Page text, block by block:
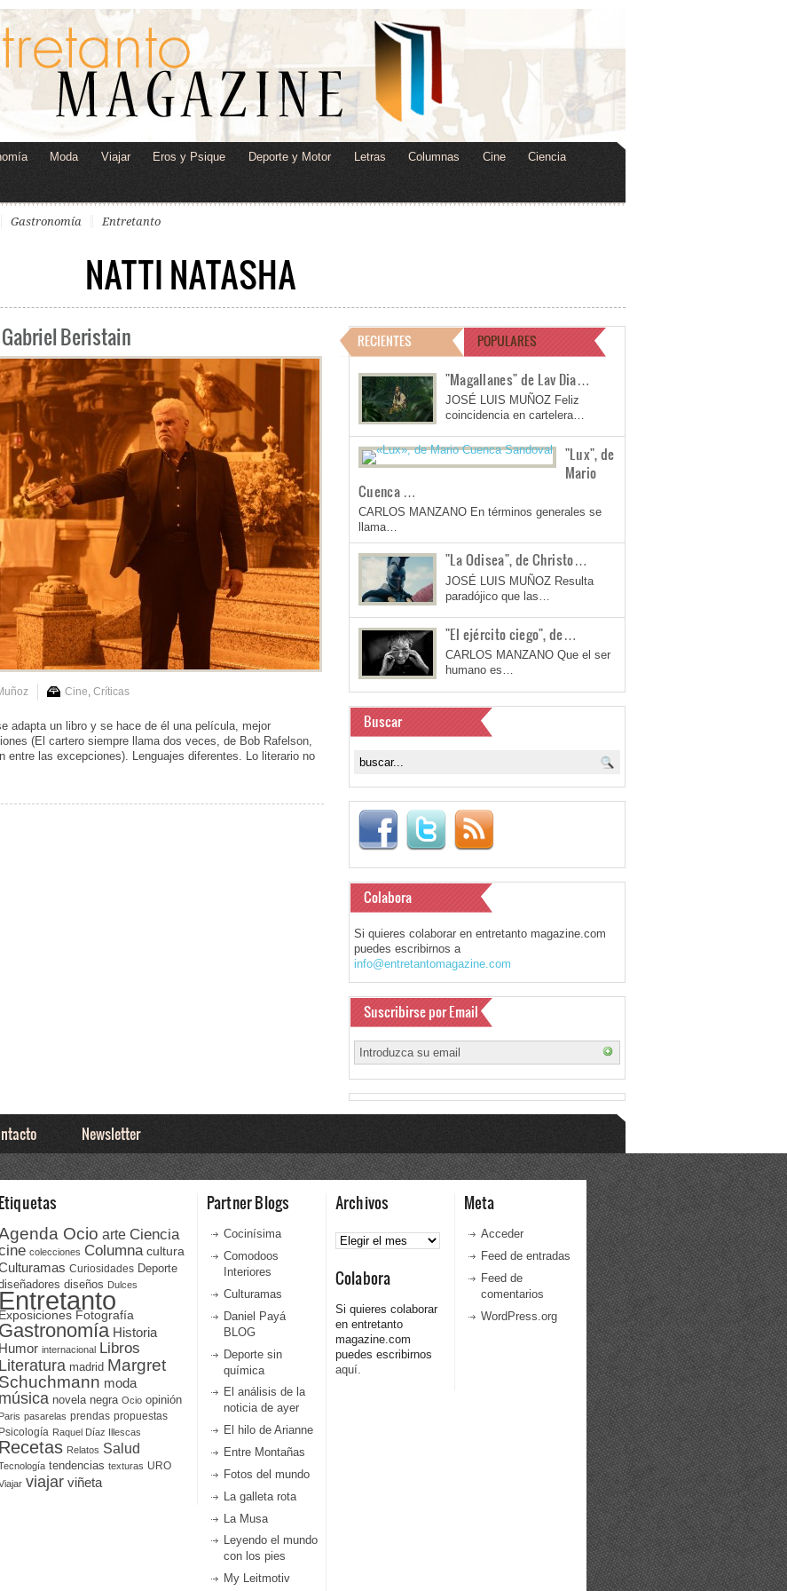
Moda Viajar Eros y Psique Deporte y Motor Letras Columnas Cine Ciencia
Gastronomía Entretanto
NATTI NATASHA
Beristain
Cine Críticas
adapta un libro y se hace de él una película, mejor
(El cartero siempre llama dos veces, de Bob Rafelson,
entre las excepciones). Lenguajes diferentes. Lo literario no
RECIENTES POPULARES
"Magallanes" de Lav Dia…
JOSÉ LUIS MUÑOZ Feliz
coincidencia en cartelera…
"Lux", de
Mario
Cuenca …
CARLOS MANZANO En términos generales se
llama…
"La Odisea", de Christo…
JOSÉ LUIS MUÑOZ Resulta
paradójico que las…
"El ejército ciego", de…
CARLOS MANZANO Que el ser
humano es…
Buscar
Colabora
Si quieres colaborar en entretanto magazine.com
puedes escribirnos a
info@entretantomagazine.com
Suscribirse por Email
Newsletter
Etiquetas
Ocio arte Ciencia
colecciones Columna cultura
Curiosidades Deporte
diseños Dulces
Entretanto
Exposiciones Fotografía
Gastronomía Historia
Humor internacional Libros
Literatura madrid Margret
Schuchmann moda
música novela negra Ocio opinión
Paris pasarelas prendas propuestas
Psicología Raquel Díaz Illescas
Recetas Relatos Salud
tendencias texturas URO
viajar viñeta
Partner Blogs
Cocinísima
Comodoos
Interiores
Culturamas
Daniel Payá
BLOG
Deporte sin
química
El análisis de la
noticia de ayer
El hilo de Arianne
Entre Montañas
Fotos del mundo
La galleta rota
La Musa
Leyendo el mundo
con los pies
My Leitmotiv
Archivos
Archivos
Colabora
Si quieres colaborar
en entretanto
magazine.com
puedes escribirnos
aquí.
Meta
Acceder
Feed de entradas
Feed de
comentarios
WordPress.org